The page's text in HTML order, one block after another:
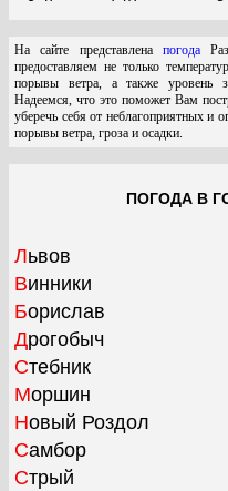
На сайте представлена погода
предоставляем не только
порывы ветра, а также уровень
Надеемся, что это поможет Вам
уберечь себя от неблагоприятных и
порывы ветра, гроза и осадки.
ПОГОДА В
Львов
Винники
Борислав
Дрогобыч
Стебник
Моршин
Новый Роздол
Самбор
Стрый